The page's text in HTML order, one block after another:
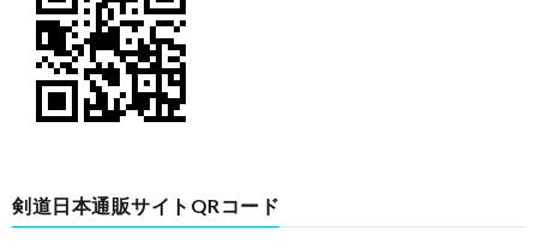
剣道日本通販サイトQRコード